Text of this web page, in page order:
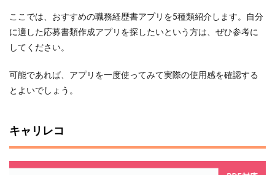
ここでは、おすすめの職務経歴書アプリを5種類紹介します。自分
に適した応募書類作成アプリを探したいという方は、ぜひ参考に
してください。
可能であれば、アプリを一度使ってみて実際の使用感を確認する
とよいでしょう。
キャリレコ